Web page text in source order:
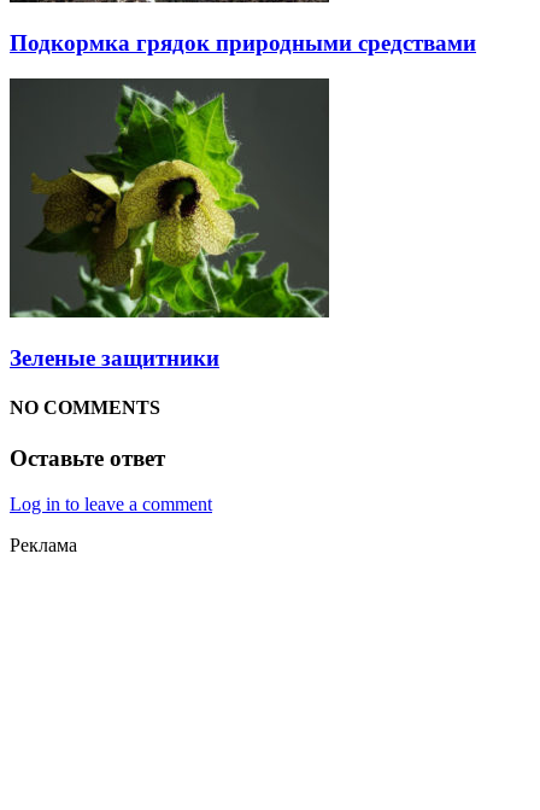
Подкормка грядок природными средствами
Зеленые защитники
NO COMMENTS
Оставьте ответ
Log in to leave a comment
Реклама